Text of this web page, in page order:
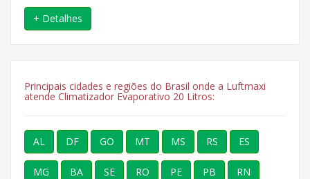
+ Detalhes
Principais cidades e regiões do Brasil onde a Luftmaxi
atende Climatizador Evaporativo 20 Litros:
AL DF GO MT MS RS ES
MG BA SE RO PE PB RN